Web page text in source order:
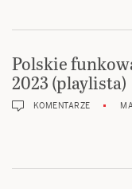
Polskie
2023 (playlista)
KOMENTARZE